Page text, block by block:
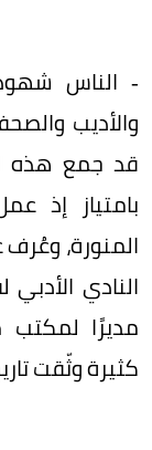
- الناس
والأديب
قد جمع هذه
بامتياز إذ
المنورة،
النادي
مديرًا
كثيرة وثّقت